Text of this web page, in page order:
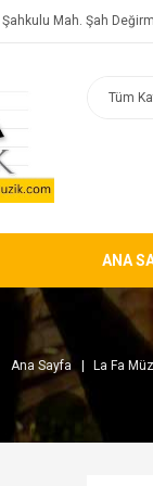
Şahkulu Mah. Şah
ANA
Ana Sayfa La Fa